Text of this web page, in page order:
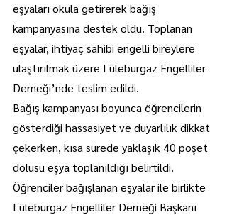
eşyaları okula getirerek bağış
kampanyasına destek oldu. Toplanan
eşyalar, ihtiyaç sahibi engelli bireylere
ulaştırılmak üzere Lüleburgaz Engelliler
Derneği’nde teslim edildi.
Bağış kampanyası boyunca öğrencilerin
gösterdiği hassasiyet ve duyarlılık dikkat
çekerken, kısa sürede yaklaşık 40 poşet
dolusu eşya toplanıldığı belirtildi.
Öğrenciler bağışlanan eşyalar ile birlikte
Lüleburgaz Engelliler Derneği Başkanı